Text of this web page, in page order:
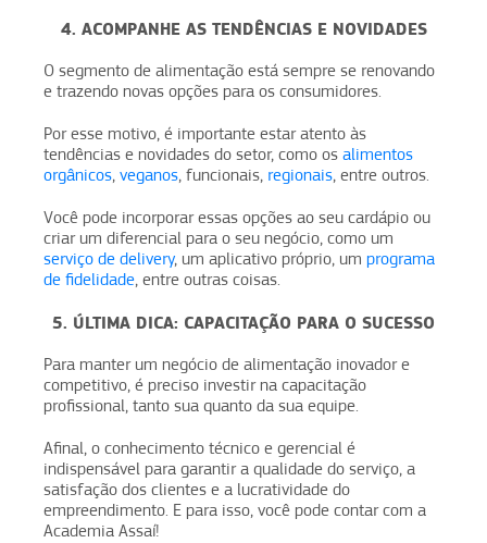
4. ACOMPANHE AS TENDÊNCIAS E NOVIDADES
O segmento de alimentação está sempre se renovando
e trazendo novas opções para os consumidores.
Por esse motivo, é importante estar atento às
tendências e novidades do setor, como os alimentos
orgânicos, veganos, funcionais, regionais, entre outros.
Você pode incorporar essas opções ao seu cardápio ou
criar um diferencial para o seu negócio, como um
serviço de delivery, um aplicativo próprio, um programa
de fidelidade, entre outras coisas.
5. ÚLTIMA DICA: CAPACITAÇÃO PARA O SUCESSO
Para manter um negócio de alimentação inovador e
competitivo, é preciso investir na capacitação
profissional, tanto sua quanto da sua equipe.
Afinal, o conhecimento técnico e gerencial é
indispensável para garantir a qualidade do serviço, a
satisfação dos clientes e a lucratividade do
empreendimento. E para isso, você pode contar com a
Academia Assaí!